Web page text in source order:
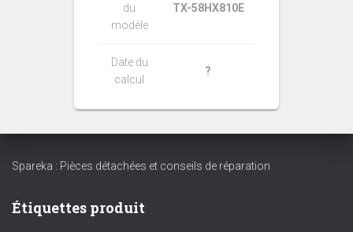
du
modèle
TX-58HX810E
Date du
calcul
?
Spareka : Pièces détachées et conseils de réparation
Étiquettes produit